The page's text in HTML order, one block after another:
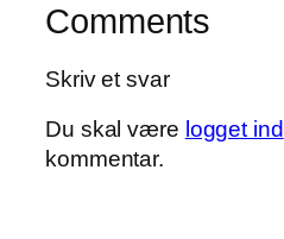
Comments
Skriv et svar
Du skal være logget ind
kommentar.